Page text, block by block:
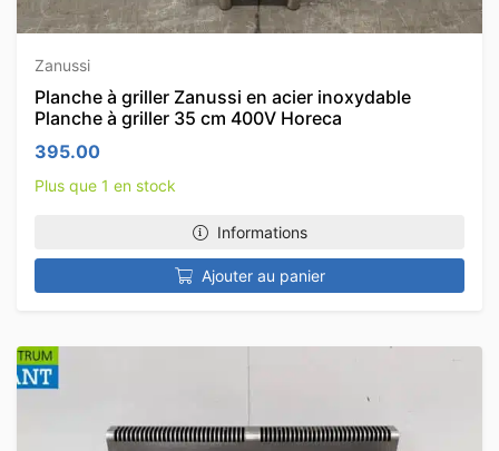
Zanussi
Planche à griller Zanussi en acier inoxydable
Planche à griller 35 cm 400V Horeca
395.00
Plus que 1 en stock
Informations
Ajouter au panier